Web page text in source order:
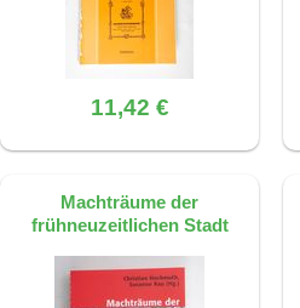
11,42 €
Machträume der
frühneuzeitlichen Stadt